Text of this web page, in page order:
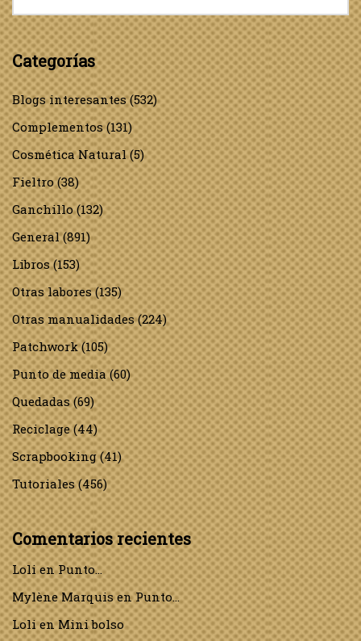
Categorías
Blogs interesantes(532)
Complementos(131)
Cosmética Natural(5)
Fieltro(38)
Ganchillo(132)
General(891)
Libros(153)
Otras labores(135)
Otras manualidades(224)
Patchwork(105)
Punto de media(60)
Quedadas(69)
Reciclage(44)
Scrapbooking(41)
Tutoriales(456)
Comentarios recientes
LolienPunto…
Mylène MarquisenPunto…
LolienMini bolso